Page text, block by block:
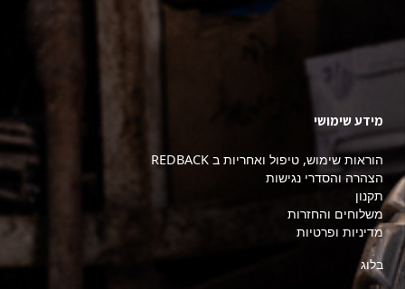
מידע שימושי
הוראות שימוש, טיפול ואחריות ב REDBACK
הצהרה והסדרי נגישות
תקנון
משלוחים והחזרות
מדיניות ופרטיות
בלוג